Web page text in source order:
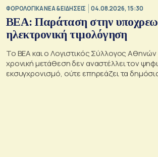
ΦΟΡΟΛΟΓΙΚΑ ΝΕΑ & EΙΔΗΣΕΙΣ 04.08.2026, 15:30
BEA: Παράταση στην
ηλεκτρονική τιμολόγηση
To BEA και ο Λογιστικός Σύλλογος
χρονική μετάθεση δεν αναστέλλει τον
εκσυγχρονισμό, ούτε επηρεάζει τα